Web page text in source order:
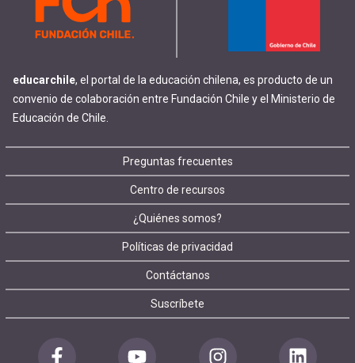
educarchile, el portal de la educación chilena, es producto de un
convenio de colaboración entre Fundación Chile y el Ministerio de
Educación de Chile.
Footer
menu
Preguntas frecuentes
Centro de recursos
¿Quiénes somos?
Políticas de privacidad
Contáctanos
Suscríbete